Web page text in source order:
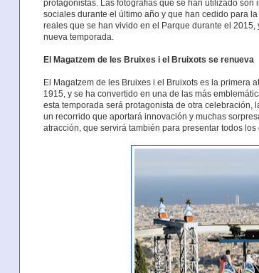
protagonistas. Las fotografías que se han utilizado
sociales durante el último año y que han cedido para
reales que se han vivido en el Parque durante el
nueva temporada.
El Magatzem de les Bruixes i el Bruixots se renueva
El Magatzem de les Bruixes i el Bruixots es la primera
1915, y se ha convertido en una de las más
esta temporada será protagonista de otra celebración,
un recorrido que aportará innovación y muchas
atracción, que servirá también para presentar todos